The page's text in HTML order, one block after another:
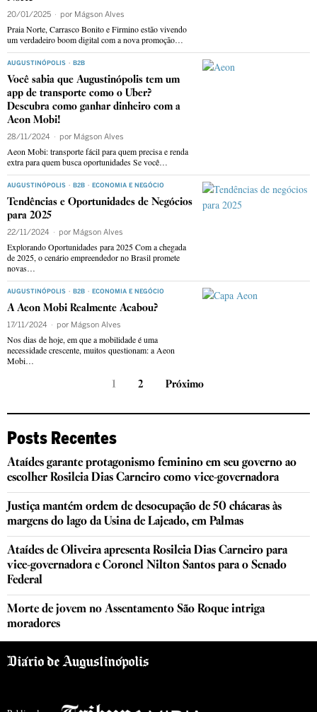
20/01/2025 por Mágson Alves
Praia Norte, Carrasco Bonito e Firmino estão vivendo
um verdadeiro boom digital com a nova promoção…
AUGUSTINÓPOLIS · B2B
Você sabia que Augustinópolis tem um
app de transporte como o Uber?
Descubra como ganhar dinheiro com a
Aeon Mobi!
28/11/2024 por Mágson Alves
Aeon Mobi: transporte fácil para quem precisa e renda
extra para quem busca oportunidades Se você…
AUGUSTINÓPOLIS · B2B · ECONOMIA E NEGÓCIO
Tendências e Oportunidades de Negócios
para 2025
22/11/2024 por Mágson Alves
Explorando Oportunidades para 2025 Com a chegada
de 2025, o cenário empreendedor no Brasil promete
novas…
AUGUSTINÓPOLIS · B2B · ECONOMIA E NEGÓCIO
A Aeon Mobi Realmente Acabou?
17/11/2024 por Mágson Alves
Nos dias de hoje, em que a mobilidade é uma
necessidade crescente, muitos questionam: a Aeon
Mobi…
1 2 Próximo
Posts Recentes
Ataídes garante protagonismo feminino em seu governo ao
escolher Rosileia Dias Carneiro como vice-governadora
Justiça mantém ordem de desocupação de 50 chácaras às
margens do lago da Usina de Lajeado, em Palmas
Ataídes de Oliveira apresenta Rosileia Dias Carneiro para
vice-governadora e Coronel Nilton Santos para o Senado
Federal
Morte de jovem no Assentamento São Roque intriga
moradores